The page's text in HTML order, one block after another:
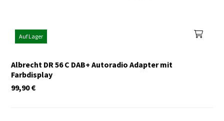
Auf Lager
Albrecht DR 56 C DAB+ Autoradio Adapter mit
Farbdisplay
€
99,90